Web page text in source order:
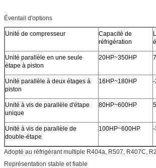
Éventail d'options
Unité de compresseur
Capacité de
réfrigération
Unité parallèle en une seule
étape à piston
20HP~350HP
Unité parallèle à deux étages à
piston
16HP~180HP
Unité à vis de parallèle d'étape
unique
80HP~600HP
Unité à vis de parallèle de
double-étape
100HP~600HP
Adopté au réfrigérant multiple R404a, R507, R407C,
Représentation stable et fiable